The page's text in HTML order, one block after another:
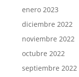
enero 2023
diciembre 2022
noviembre 2022
octubre 2022
septiembre 2022